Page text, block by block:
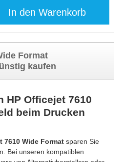
In den Warenkorb
Format
kaufen
HP Officejet 7610
beim Drucken
7610 Wide Format sparen Sie
Bei unseren kompatiblen